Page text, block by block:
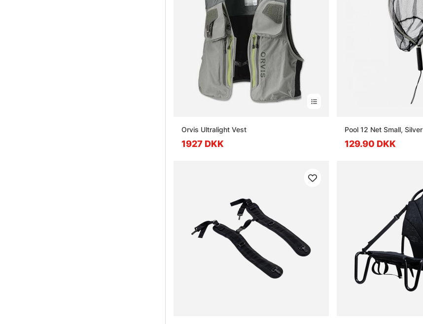
Orvis Ultralight Vest
1927 DKK
Pool 12 Net Small, Silver
129.90 DKK